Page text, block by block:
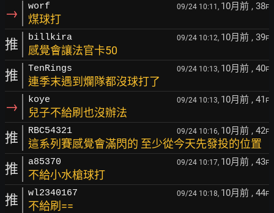
→ worf 09/24 10:11, 10月前 , 38F
煤球打
推 billkira 09/24 10:12, 10月前 , 39F
感覺會讓法官卡50
推 TenRings 09/24 10:13, 10月前 , 40F
連季末遇到爛隊都沒球打了
→ koye 09/24 10:13, 10月前 , 41 F
兒子不給刷也沒辦法
推 RBC54321 09/24 10:16, 10月前 , 42F
這系列賽感覺會滿閃的 至少從今天先發投的位置
推 a85370 09/24 10:17, 10月前 , 43F
不給小水槍球打
推 wl2340167 09/24 10:18, 10月前 , 44F
不給刷==